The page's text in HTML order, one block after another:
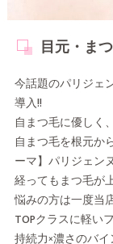
目元・ま
今話題のパリジェ
導入!!
自まつ毛に優しく
自まつ毛を根元か
ーマ】パリジェン
経ってもまつ毛が
悩みの方は一度当
TOPクラスに軽い
持続力×濃さのバ